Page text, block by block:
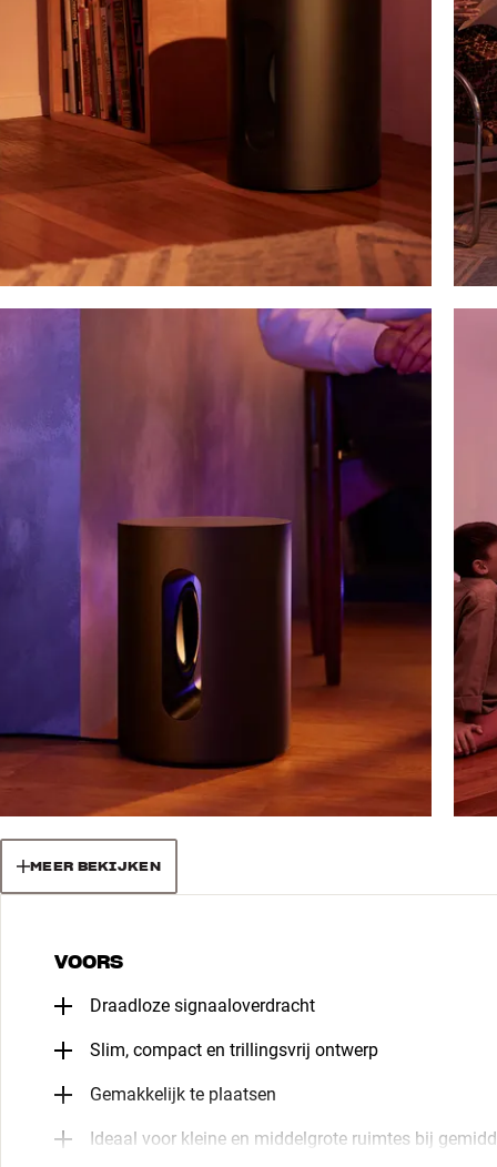
MEER BEKIJKEN
VOORS
Draadloze signaaloverdracht
Slim, compact en trillingsvrij ontwerp
Gemakkelijk te plaatsen
Ideaal voor kleine en middelgrote ruimtes bij